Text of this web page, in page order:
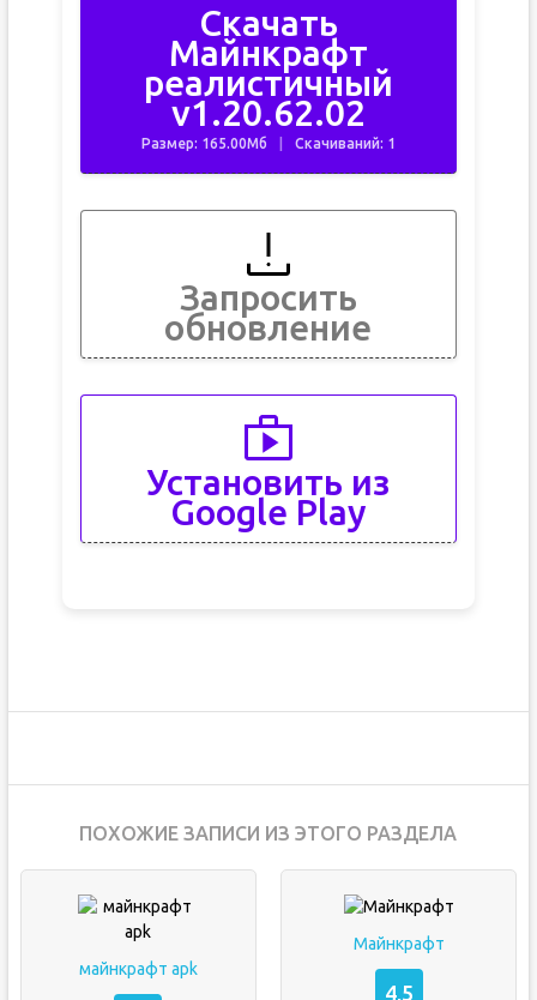
Скачать
Майнкрафт
реалистичный
v1.20.62.02
Размер: 165.00Мб Скачиваний: 1
Запросить
обновление
Установить из
Google Play
ПОХОЖИЕ ЗАПИСИ ИЗ ЭТОГО РАЗДЕЛА
майнкрафт apk
Майнкрафт
4,5